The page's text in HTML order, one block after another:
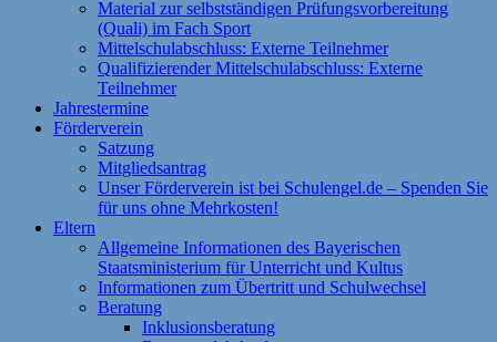
Material zur selbstständigen Prüfungsvorbereitung
(Quali) im Fach Sport
Mittelschulabschluss: Externe Teilnehmer
Qualifizierender Mittelschulabschluss: Externe
Teilnehmer
Jahrestermine
Förderverein
Satzung
Mitgliedsantrag
Unser Förderverein ist bei Schulengel.de – Spenden Sie
für uns ohne Mehrkosten!
Eltern
Allgemeine Informationen des Bayerischen
Staatsministerium für Unterricht und Kultus
Informationen zum Übertritt und Schulwechsel
Beratung
Inklusionsberatung